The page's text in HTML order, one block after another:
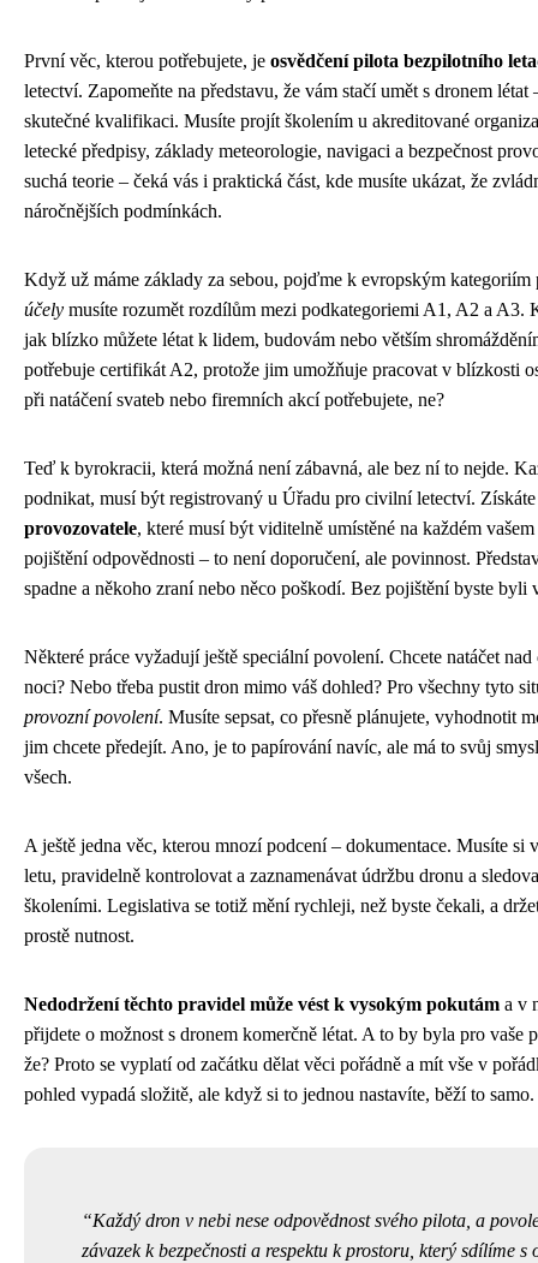
První věc, kterou potřebujete, je osvědčení pilota bezpilotního
letectví. Zapomeňte na představu, že vám stačí umět s dronem
skutečné kvalifikaci. Musíte projít školením u akreditované
letecké předpisy, základy meteorologie, navigaci a bezpečnost
suchá teorie – čeká vás i praktická část, kde musíte ukázat, že
náročnějších podmínkách.
Když už máme základy za sebou, pojďme k evropským
účely musíte rozumět rozdílům mezi podkategoriemi A1, A2 a A3.
jak blízko můžete létat k lidem, budovám nebo větším
potřebuje certifikát A2, protože jim umožňuje pracovat v blízkosti
při natáčení svateb nebo firemních akcí potřebujete, ne?
Teď k byrokracii, která možná není zábavná, ale bez ní to nejde.
podnikat, musí být registrovaný u Úřadu pro civilní letectví.
provozovatele, které musí být viditelně umístěné na každém
pojištění odpovědnosti – to není doporučení, ale povinnost.
spadne a někoho zraní nebo něco poškodí. Bez pojištění byste byli
Některé práce vyžadují ještě speciální povolení. Chcete natáčet
noci? Nebo třeba pustit dron mimo váš dohled? Pro všechny tyto
provozní povolení. Musíte sepsat, co přesně plánujete, vyhodnotit
jim chcete předejít. Ano, je to papírování navíc, ale má to svůj
všech.
A ještě jedna věc, kterou mnozí podcení – dokumentace. Musíte si
letu, pravidelně kontrolovat a zaznamenávat údržbu dronu a
školeními. Legislativa se totiž mění rychleji, než byste čekali, a
prostě nutnost.
Nedodržení těchto pravidel může vést k vysokým pokutám a v
přijdete o možnost s dronem komerčně létat. A to by byla pro vaše
že? Proto se vyplatí od začátku dělat věci pořádně a mít vše v
pohled vypadá složitě, ale když si to jednou nastavíte, běží to samo.
Každý dron v nebi nese odpovědnost svého pilota, a
závazek k bezpečnosti a respektu k prostoru, který sdílíme s